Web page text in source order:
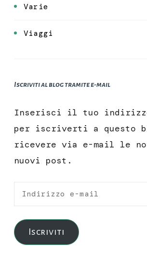
Varie
Viaggi
Iscriviti al blog tramite e-mail
Inserisci il tuo
per iscriverti a questo
ricevere via e-mail le
nuovi post.
Indirizzo
mail
Iscriviti